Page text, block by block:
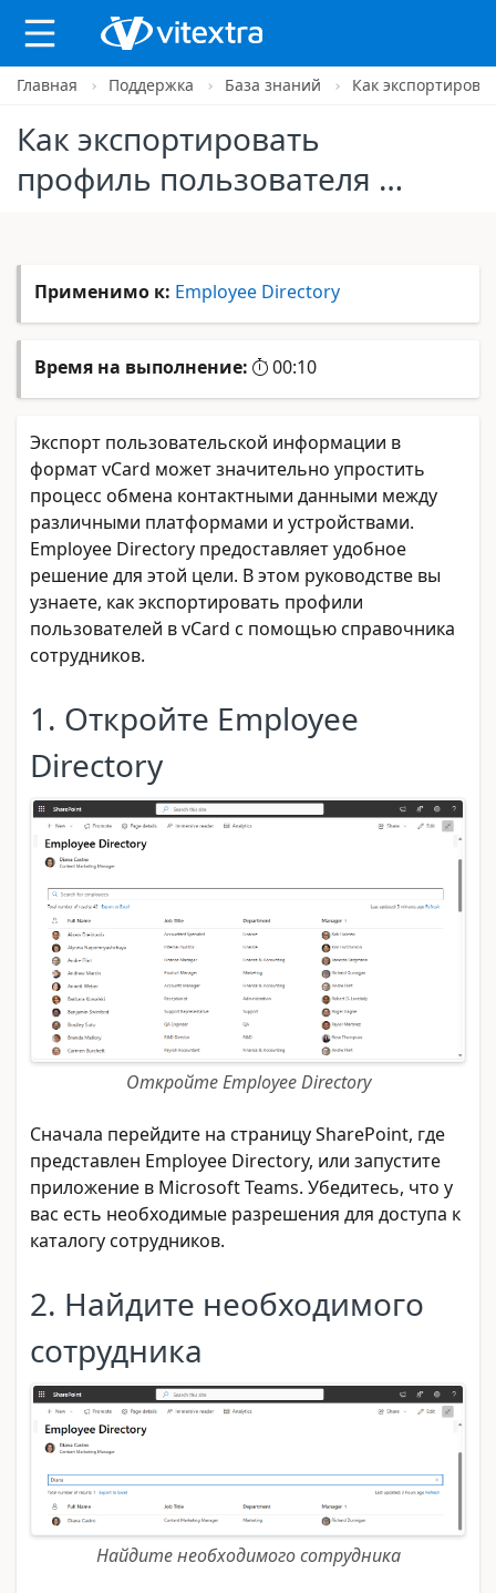
X
Главная Поддержка База знаний Как
Как экспортировать
профиль пользователя в
(vCard).
Применимо к: Employee Directory
Время на выполнение: 00:10
Экспорт пользовательской информации в
формат vCard может значительно упростить
процесс обмена контактными данными между
различными платформами и устройствами.
Employee Directory предоставляет удобное
решение для этой цели. В этом руководстве вы
узнаете, как экспортировать профили
пользователей в vCard с помощью справочника
сотрудников.
1. Откройте Employee
Directory
Откройте Employee Directory
Сначала перейдите на страницу SharePoint, где
представлен Employee Directory, или запустите
приложение в Microsoft Teams. Убедитесь, что у
вас есть необходимые разрешения для доступа к
каталогу сотрудников.
2. Найдите необходимого
сотрудника
Найдите необходимого сотрудника